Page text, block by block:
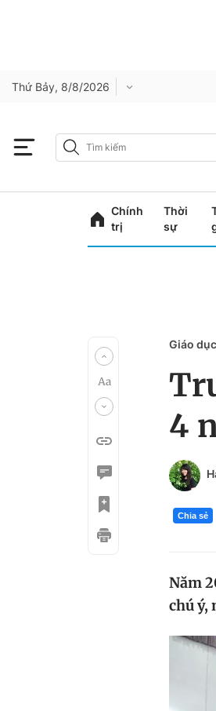
Thứ Bảy, 8/8/2026
Chính
trị
Thời
sự
Giáo dục
4
Chia sẻ
Năm
chú ý,